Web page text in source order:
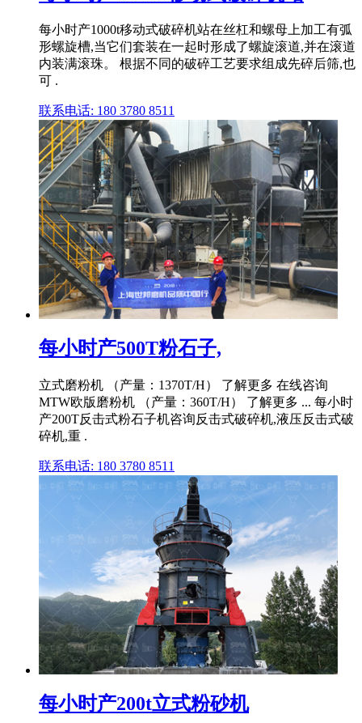
每小时产1000t移动式破碎机站在丝杠和螺母上加工有弧
形螺旋槽,当它们套装在一起时形成了螺旋滚道,并在滚道
内装满滚珠。 根据不同的破碎工艺要求组成先碎后筛,也
可 .
联系电话: 180 3780 8511
每小时产500T粉石子,
立式磨粉机 （产量：1370T/H） 了解更多 在线咨询
MTW欧版磨粉机 （产量：360T/H） 了解更多 ... 每小时
产200T反击式粉石子机咨询反击式破碎机,液压反击式破
碎机,重 .
联系电话: 180 3780 8511
每小时产200t立式粉砂机